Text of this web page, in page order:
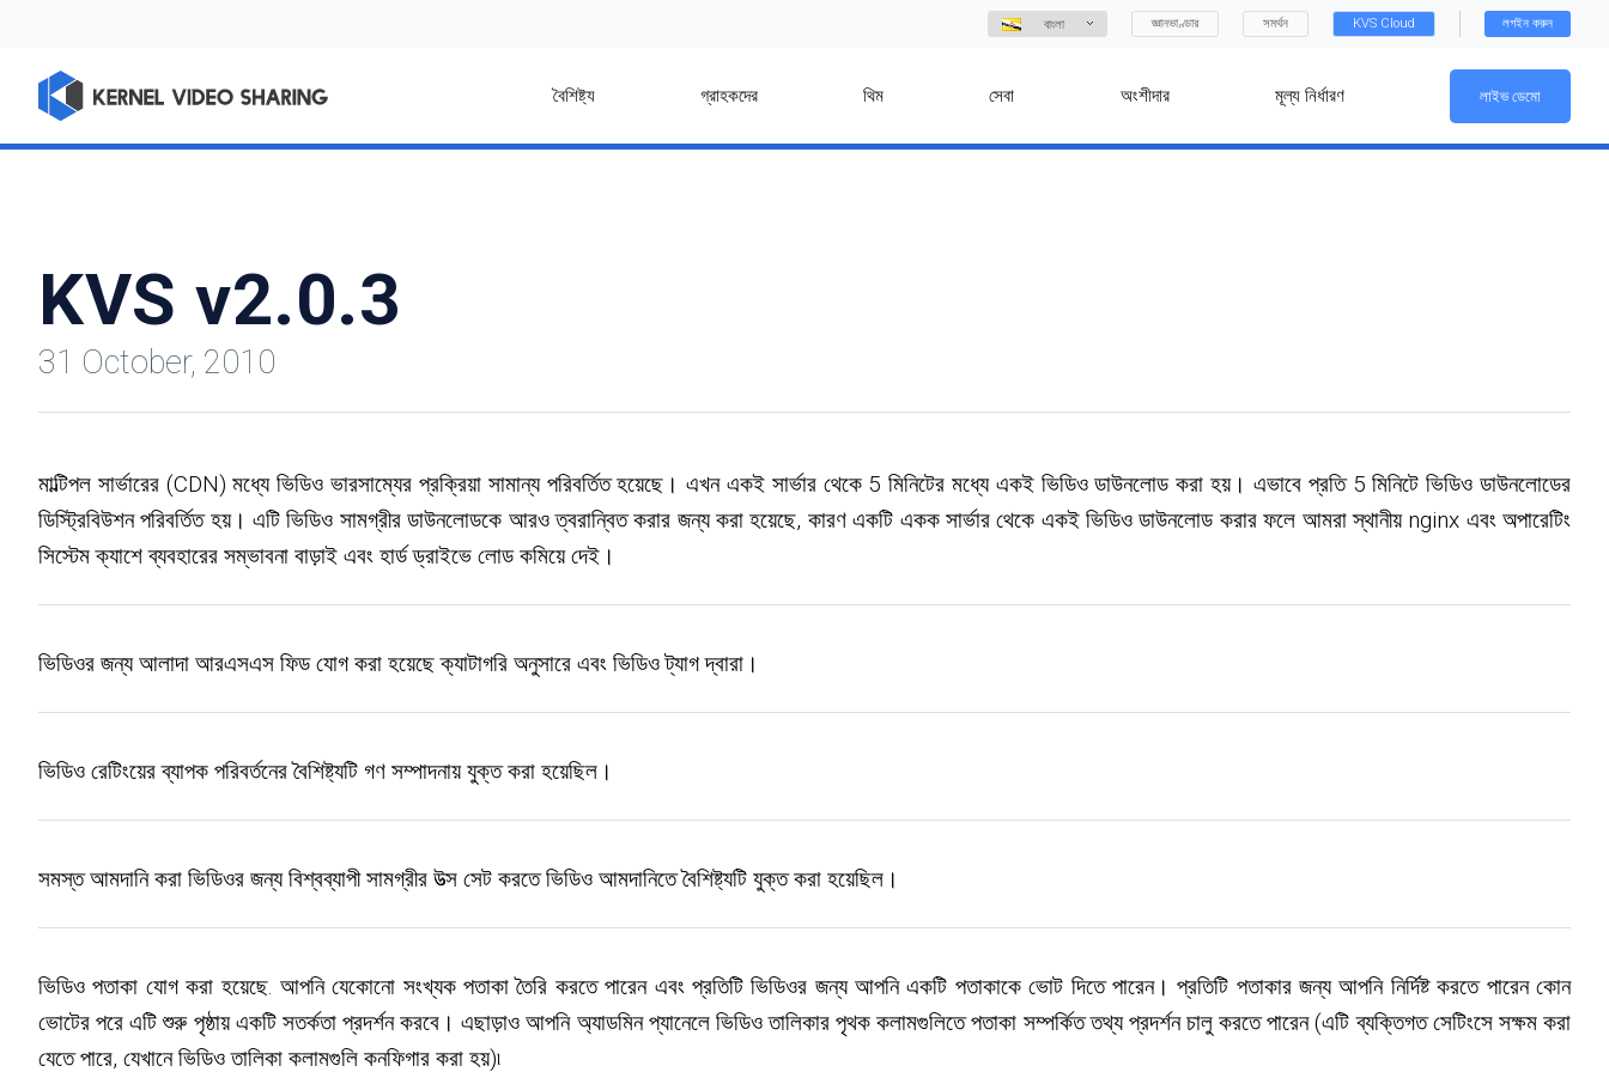
বাংলা জ্ঞানভাণ্ডার সমর্থন KVS Cloud লগইন করুন
বৈশিষ্ট্য গ্রাহকদের থিম সেবা অংশীদার মূল্য নির্ধারণ লাইভ ডেমো
KVS v2.0.3
31 October, 2010
মাল্টিপল সার্ভারের (CDN) মধ্যে ভিডিও ভারসাম্যের প্রক্রিয়া সামান্য পরিবর্তিত হয়েছে। এখন একই সার্ভার থেকে 5 মিনিটের মধ্যে একই ভিডিও ডাউনলোড করা হয়। এভাবে প্রতি 5 মিনিটে ভিডিও ডাউনলোডের
ডিস্ট্রিবিউশন পরিবর্তিত হয়। এটি ভিডিও সামগ্রীর ডাউনলোডকে আরও ত্বরান্বিত করার জন্য করা হয়েছে, কারণ একটি একক সার্ভার থেকে একই ভিডিও ডাউনলোড করার ফলে আমরা স্থানীয় nginx এবং অপারেটিং
সিস্টেম ক্যাশে ব্যবহারের সম্ভাবনা বাড়াই এবং হার্ড ড্রাইভে লোড কমিয়ে দেই।
ভিডিওর জন্য আলাদা আরএসএস ফিড যোগ করা হয়েছে ক্যাটাগরি অনুসারে এবং ভিডিও ট্যাগ দ্বারা।
ভিডিও রেটিংয়ের ব্যাপক পরিবর্তনের বৈশিষ্ট্যটি গণ সম্পাদনায় যুক্ত করা হয়েছিল।
সমস্ত আমদানি করা ভিডিওর জন্য বিশ্বব্যাপী সামগ্রীর উত্স সেট করতে ভিডিও আমদানিতে বৈশিষ্ট্যটি যুক্ত করা হয়েছিল।
ভিডিও পতাকা যোগ করা হয়েছে. আপনি যেকোনো সংখ্যক পতাকা তৈরি করতে পারেন এবং প্রতিটি ভিডিওর জন্য আপনি একটি পতাকাকে ভোট দিতে পারেন। প্রতিটি পতাকার জন্য আপনি নির্দিষ্ট করতে পারেন কোন
ভোটের পরে এটি শুরু পৃষ্ঠায় একটি সতর্কতা প্রদর্শন করবে। এছাড়াও আপনি অ্যাডমিন প্যানেলে ভিডিও তালিকার পৃথক কলামগুলিতে পতাকা সম্পর্কিত তথ্য প্রদর্শন চালু করতে পারেন (এটি ব্যক্তিগত সেটিংসে সক্ষম করা
যেতে পারে, যেখানে ভিডিও তালিকা কলামগুলি কনফিগার করা হয়)৷